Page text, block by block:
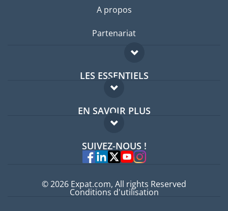
A propos
Partenariat
LES ESSENTIELS
Forum expatriés
Guides pays
EN SAVOIR PLUS
FAQ
Experts
SUIVEZ-NOUS !
© 2026 Expat.com, All rights Reserved
Conditions d'utilisation